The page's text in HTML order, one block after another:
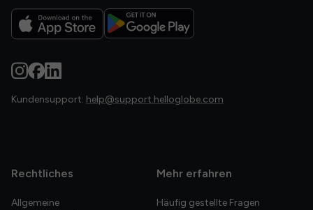
Kundensupport: help@support.helloglobe.com
Rechtliches
Allgemeine
Mehr erfahren
Häufig gestellte Fragen